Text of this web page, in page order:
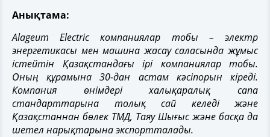
Анықтама:
Alageum Electric компаниялар тобы – электр
энергетикасы мен машина жасау саласында жұмыс
істейтін Қазақстандағы ірі компаниялар тобы.
Оның құрамына 30-дан астам кәсіпорын кіреді.
Компания өнімдері халықаралық сапа
стандарттарына толық сай келеді және
Қазақстаннан бөлек ТМД, Таяу Шығыс және басқа да
шетел нарықтарына экспортталады.